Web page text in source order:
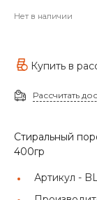
Нет в наличии
Купить в
Рассчитать
Стиральный
400гр
Артикул -